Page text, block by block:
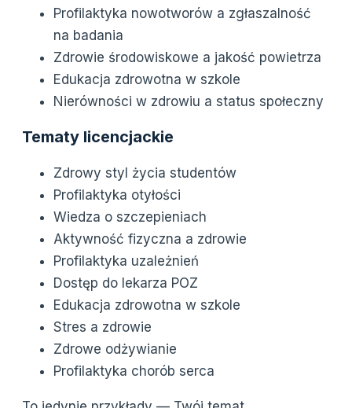
Profilaktyka nowotworów a zgłaszalność
na badania
Zdrowie środowiskowe a jakość powietrza
Edukacja zdrowotna w szkole
Nierówności w zdrowiu a status społeczny
Tematy licencjackie
Zdrowy styl życia studentów
Profilaktyka otyłości
Wiedza o szczepieniach
Aktywność fizyczna a zdrowie
Profilaktyka uzależnień
Dostęp do lekarza POZ
Edukacja zdrowotna w szkole
Stres a zdrowie
Zdrowe odżywianie
Profilaktyka chorób serca